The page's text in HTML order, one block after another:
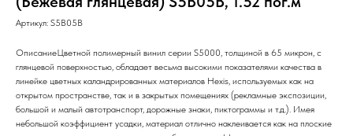
Артикул: S5B05B
ОписаниеЦветной полимерный винил серии S5000, толщиной в 65 микрон, с
глянцевой поверхностью, обладает весьма высокими показателями качества в
линейке цветных каландрированных материалов Hexis, используемых как на
открытом пространстве, так и в закрытых помещениях (рекламные экспозиции,
большой и малый автотранспорт, дорожные знаки, пиктограммы и т.д.). Имея
небольшой коэффициент усадки, материал отлично наклеивается как на плоские